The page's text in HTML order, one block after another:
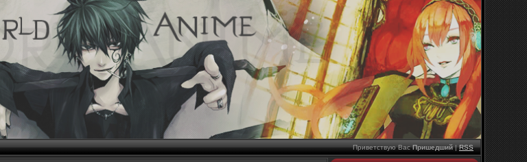
Приветствую Вас Пришедший|RSS